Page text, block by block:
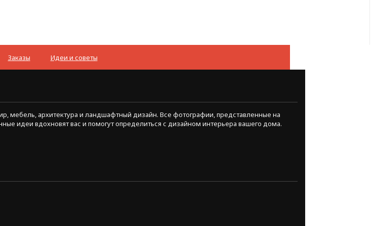
Заказы Идеи и советы
мебель, архитектура и ландшафтный дизайн. Все фотографии, представленные на
идеи вдохновят вас и помогут определиться с дизайном интерьера вашего дома.